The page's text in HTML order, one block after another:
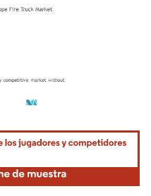
atribución según CC BY 4.0.